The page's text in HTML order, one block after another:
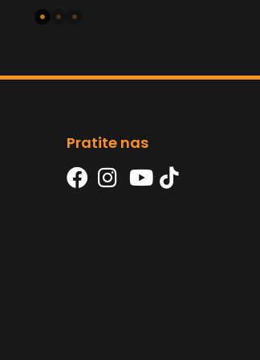
03390200-R3M1
Pratite nas